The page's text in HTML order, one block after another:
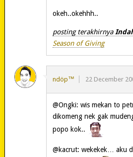
okeh..okehhh..
posting terakhirnya
Season of Giving
ndöp™ 22 December
@Ongki: wis mekan to
dikomeng nek gak
popo kok..
@kacrut: wekekek… aku